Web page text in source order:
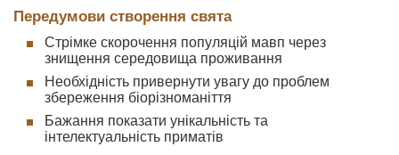
Передумови створення свята
Стрімке скорочення популяцій мавп через
знищення середовища проживання
Необхідність привернути увагу до проблем
збереження біорізноманіття
Бажання показати унікальність та
інтелектуальність приматів